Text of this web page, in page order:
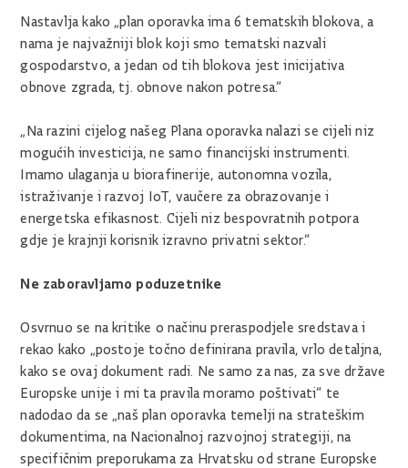
Nastavlja kako „plan oporavka ima 6 tematskih blokova, a
nama je najvažniji blok koji smo tematski nazvali
gospodarstvo, a jedan od tih blokova jest inicijativa
obnove zgrada, tj. obnove nakon potresa.“
„Na razini cijelog našeg Plana oporavka nalazi se cijeli niz
mogućih investicija, ne samo financijski instrumenti.
Imamo ulaganja u biorafinerije, autonomna vozila,
istraživanje i razvoj IoT, vaučere za obrazovanje i
energetska efikasnost. Cijeli niz bespovratnih potpora
gdje je krajnji korisnik izravno privatni sektor.“
Ne zaboravljamo poduzetnike
Osvrnuo se na kritike o načinu preraspodjele sredstava i
rekao kako „postoje točno definirana pravila, vrlo detaljna,
kako se ovaj dokument radi. Ne samo za nas, za sve države
Europske unije i mi ta pravila moramo poštivati“ te
nadodao da se „naš plan oporavka temelji na strateškim
dokumentima, na Nacionalnoj razvojnoj strategiji, na
specifičnim preporukama za Hrvatsku od strane Europske